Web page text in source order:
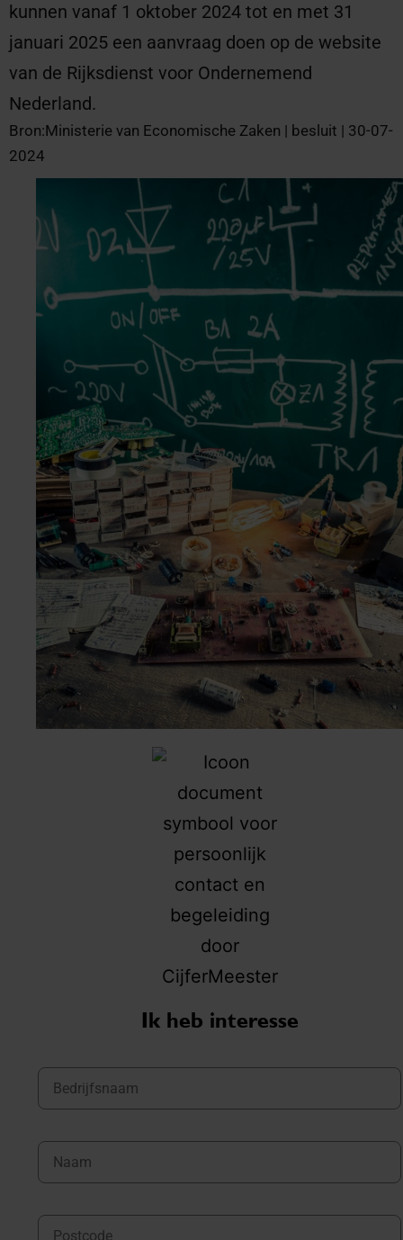
kunnen vanaf 1 oktober 2024 tot en met 31
januari 2025 een aanvraag doen op de website
van de Rijksdienst voor Ondernemend
Nederland.
Bron:Ministerie van Economische Zaken | besluit | 30-07-
2024
Ik heb interesse